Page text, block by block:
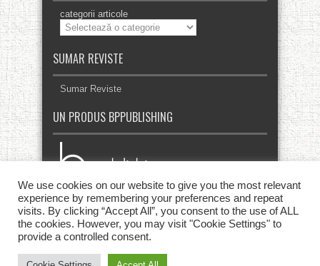
categorii articole
SUMAR REVISTE
Sumar Reviste
UN PRODUS BPPUBLISHING
We use cookies on our website to give you the most relevant
experience by remembering your preferences and repeat
visits. By clicking “Accept All”, you consent to the use of ALL
the cookies. However, you may visit "Cookie Settings" to
provide a controlled consent.